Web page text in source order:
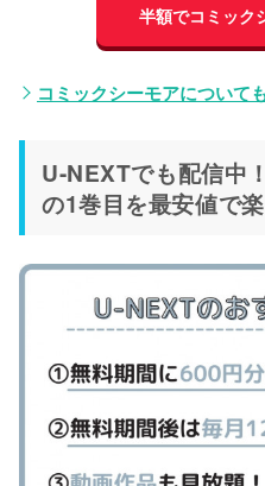
半額でコミック
コミックシーモアについて
U-NEXTでも配信中
の1巻目を最安値で